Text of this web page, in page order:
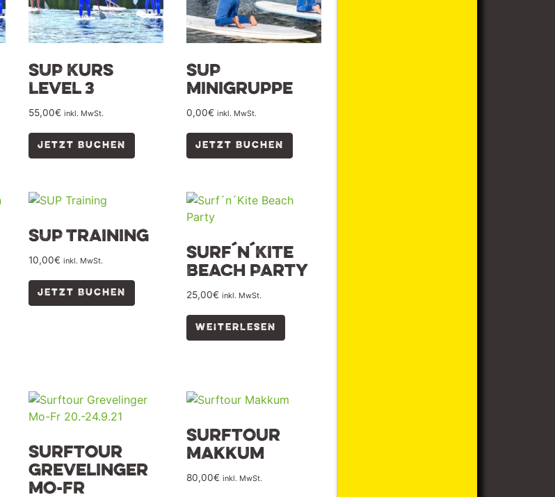
SUP Kurs
Level 3
55,00€ inkl. MwSt.
JETZT BUCHEN
SUP
Minigruppe
0,00€ inkl. MwSt.
JETZT BUCHEN
SUP Training
10,00€ inkl. MwSt.
JETZT BUCHEN
Surf´n´Kite
Beach Party
25,00€ inkl. MwSt.
WEITERLESEN
Surftour
Grevelinger
Mo-Fr
Surftour
Makkum
80,00€ inkl. MwSt.